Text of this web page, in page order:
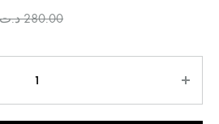
280.00 د.ت